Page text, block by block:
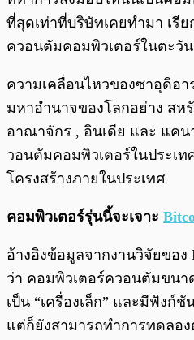
ที่สุดเท่าที่บริษัทเคยทำมา เรี
ควอนตัมคอมพิวเตอร์ในตะวัน
ความเคลื่อนไหวของซาอุดิอา
มหาอำนาจของโลกอย่าง สห
อาณาจักร , อินเดีย และ แค
วอนตัมคอมพิวเตอร์ในประเ
โครงสร้างภายในประเทศ
คอมพิวเตอร์รุ่นนี้จะเจาะ
อ้างอิงข้อมูลจากงานวิจัยของ
ว่า คอมพิวเตอร์ควอนตัมขนา
เป็น “เครื่องเล็ก” และมีฟังก์
แต่ก็ยังสามารถทำการทดลอ